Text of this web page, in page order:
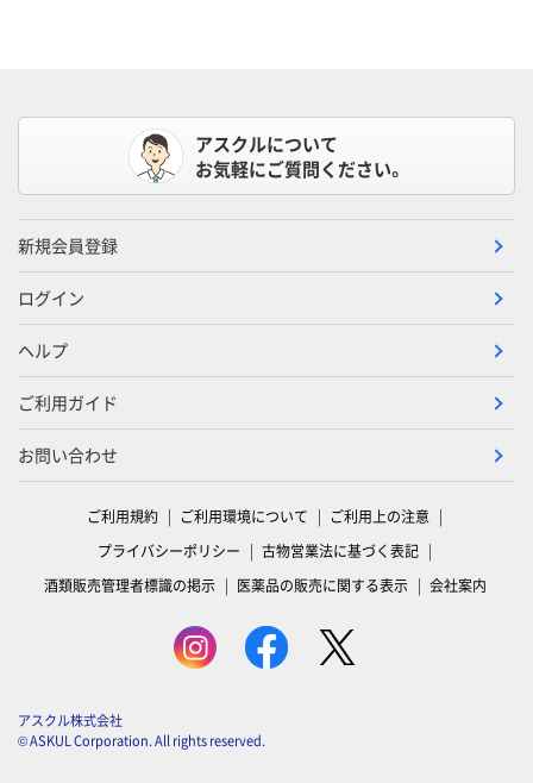
アスクルについて
お気軽にご質問ください。
新規会員登録
ログイン
ヘルプ
ご利用ガイド
お問い合わせ
ご利用規約 ご利用環境について
ご利用上の注意
プライバシーポリシー
古物営業法に基づく表記
酒類販売管理者標識の掲示
医薬品の販売に関する表示 会社案内
アスクル株式会社
© ASKUL Corporation. All rights reserved.